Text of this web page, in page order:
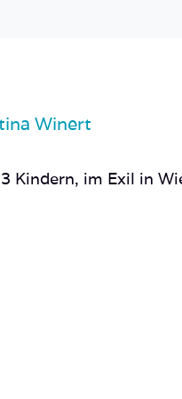
Winert
Kindern, im Exil in